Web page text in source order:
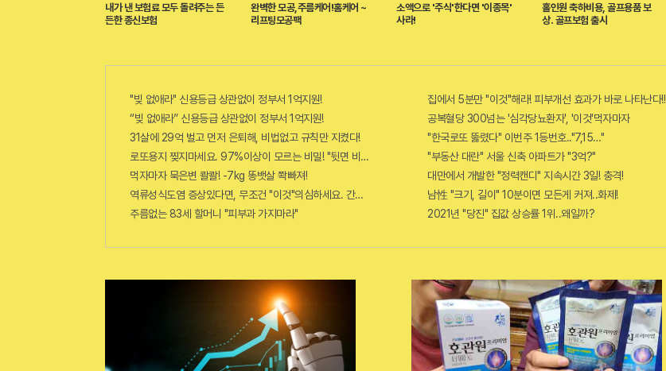
내가 낸 보험료 모두 돌려주는 든
든한 종신보험
완벽한 모공,주름케어!홈케어 ~
리프팅모공팩
소액으로 '주식'한다면 '이종목'
사라!
홀인원 축하비용, 골프용품 보
상. 골프보험 출시
"빚 없애라" 신용등급 상관없이 정부서 1억지원!
“빚 없애라” 신용등급 상관없이 정부서 1억지원!
31살에 29억 벌고 먼저 은퇴해, 비법없고 규칙만 지켰다!
로또용지 찢지마세요. 97%이상이 모르는 비밀! "뒷면 비추면 번호 보인다!?"
먹자마자 묵은변 콸콸! -7kg 똥뱃살 쫙빠져!
역류성식도염 증상있다면, 무조건 "이것"의심하세요. 간단치료법 나왔다!
주름없는 83세 할머니 "피부과 가지마라"
집에서 5분만 "이것"해라! 피부개선 효과가 바로 나타난다!!
공복혈당 300넘는 '심각당뇨환자', '이것'먹자마자
"한국로또 뚫렸다" 이번주 1등번호.."7,15…"
"부동산 대란" 서울 신축 아파트가 "3억?"
대만에서 개발한 "정력캔디" 지속시간 3일! 충격!
남性 "크기, 길이" 10분이면 모든게 커져..화제!
2021년 "당진" 집값 상승률 1위..왜일까?